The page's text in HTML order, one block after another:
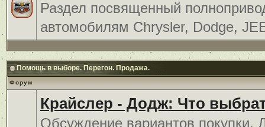
Раздел посвященный
автомобилям Chrysler, Dodge,
Помощь в выборе. Перегон. Продажа.
Форум
Крайслер - Додж: Что
Обсуждение вариантов покупки.